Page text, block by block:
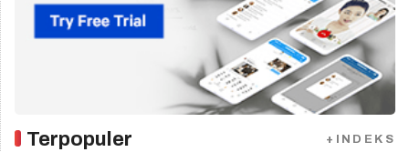
Terpopuler +INDEKS